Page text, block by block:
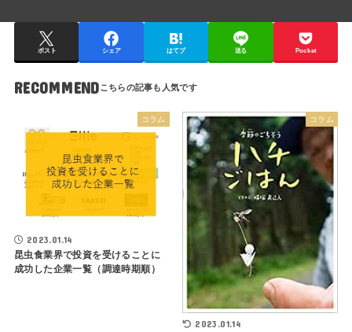
ポスト シェア はてブ 送る Pocket
RECOMMEND
コラム
2023.01.14
昆虫食業界で投資を受けることに
成功した企業一覧（調達時期順）
コラム
2023.01.14